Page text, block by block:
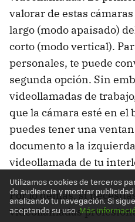
valorar de estas
largo (modo apaisado)
corto (modo vertical).
personales, te puede
segunda opción. Sin
videollamadas de
que la cámara esté en el
puedes tener una
documento a la
videollamada de tu
Por lo demás, si
videollamadas
Utilizamos cookies de terceros
de audiencia y mostrar
analizando tu navegación. Si
aceptando su uso.Más